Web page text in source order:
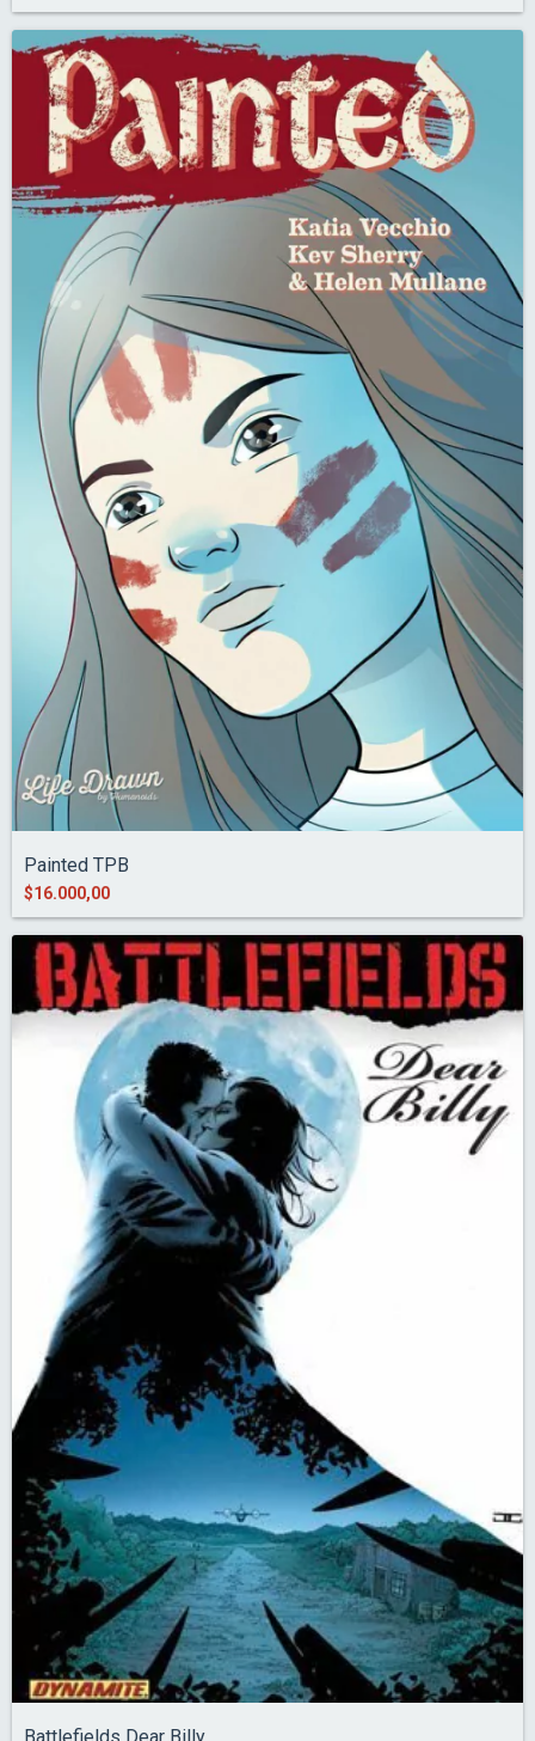
Painted TPB
$16.000,00